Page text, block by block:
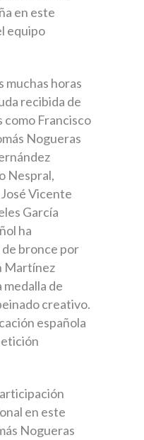
en este
equipo
muchas horas
recibida de
como Francisco
Nogueras
Nespral,
Vicente
García
ha
de bronce por
Martínez
medalla de
creativo.
española
en este
Nogueras